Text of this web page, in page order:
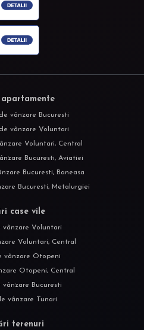
apartamente
vânzare Bucuresti
vânzare Voluntari
Voluntari, Central
Bucuresti, Aviatiei
Bucuresti, Baneasa
Bucuresti, Metalurgiei
case vile
vânzare Voluntari
Voluntari, Central
vânzare Otopeni
Otopeni, Central
vânzare Bucuresti
vânzare Tunari
terenuri